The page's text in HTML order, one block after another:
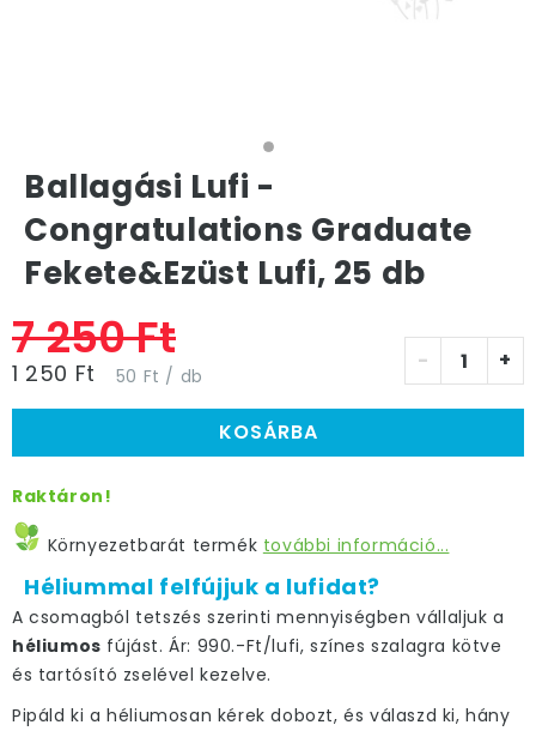
Ballagási Lufi -
Congratulations Graduate
Fekete&Ezüst Lufi, 25 db
7 250 Ft
1 250 Ft 50 Ft / db
- +
KOSÁRBA
Raktáron!
Környezetbarát termék további információ...
Héliummal felfújjuk a lufidat?
A csomagból tetszés szerinti mennyiségben vállaljuk a
héliumos fújást. Ár: 990.-Ft/lufi, színes szalagra kötve
és tartósító zselével kezelve.
Pipáld ki a héliumosan kérek dobozt, és válaszd ki, hány